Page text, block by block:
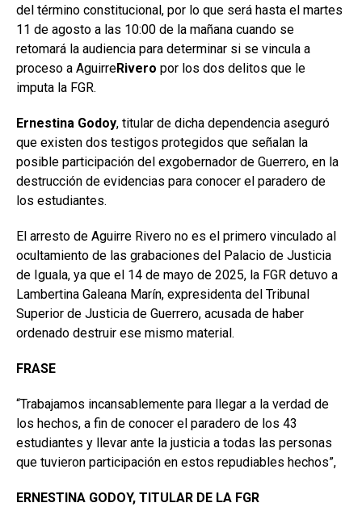
del término constitucional, por lo que será hasta el martes
11 de agosto a las 10:00 de la mañana cuando se
retomará la audiencia para determinar si se vincula a
proceso a AguirreRivero por los dos delitos que le
imputa la FGR.
Ernestina Godoy, titular de dicha dependencia aseguró
que existen dos testigos protegidos que señalan la
posible participación del exgobernador de Guerrero, en la
destrucción de evidencias para conocer el paradero de
los estudiantes.
El arresto de Aguirre Rivero no es el primero vinculado al
ocultamiento de las grabaciones del Palacio de Justicia
de Iguala, ya que el 14 de mayo de 2025, la FGR detuvo a
Lambertina Galeana Marín, expresidenta del Tribunal
Superior de Justicia de Guerrero, acusada de haber
ordenado destruir ese mismo material.
FRASE
“Trabajamos incansablemente para llegar a la verdad de
los hechos, a fin de conocer el paradero de los 43
estudiantes y llevar ante la justicia a todas las personas
que tuvieron participación en estos repudiables hechos”,
ERNESTINA GODOY, TITULAR DE LA FGR